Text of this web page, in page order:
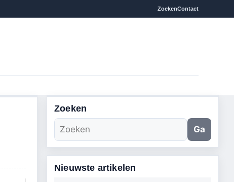
ZoekenContact
Zoeken
Ga
Nieuwste artikelen